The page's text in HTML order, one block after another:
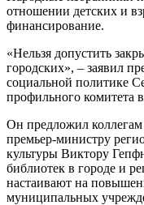
отношении детских и
финансирование.
«Нельзя допустить
городских», – заявил
социальной политике
профильного комитета
Он предложил коллегам
премьер-министру
культуры Виктору
библиотек в городе и
настаивают на
муниципальных